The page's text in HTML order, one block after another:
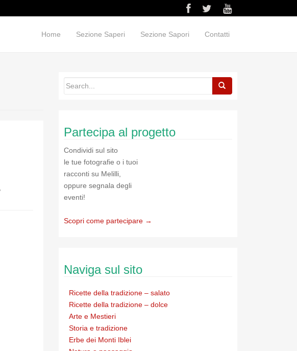
Home Sezione Saperi Sezione Sapori Contatti
Partecipa al progetto
Condividi sul sito
le tue fotografie o i tuoi
racconti su Melilli,
oppure segnala degli
eventi!
Scopri come partecipare →
Naviga sul sito
Ricette della tradizione – salato
Ricette della tradizione – dolce
Arte e Mestieri
Storia e tradizione
Erbe dei Monti Iblei